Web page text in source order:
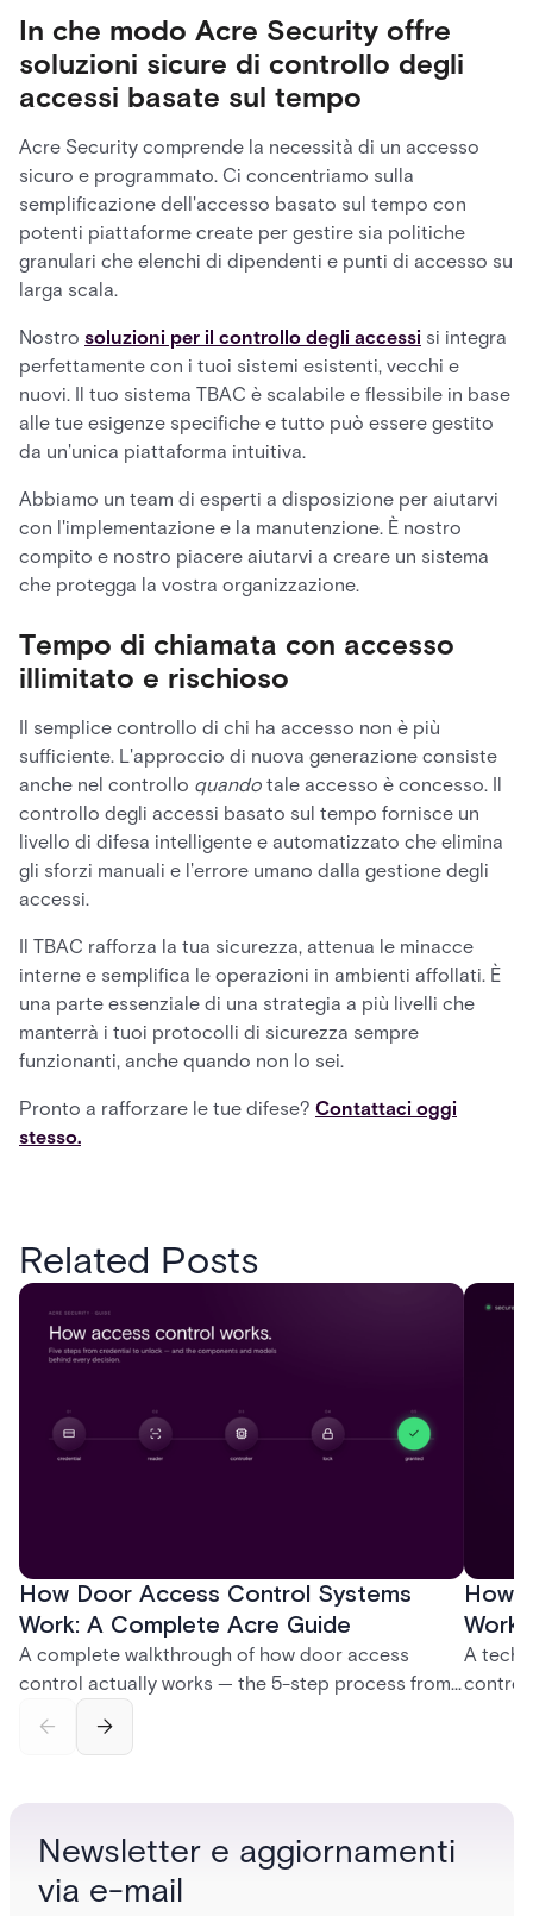
In che modo Acre Security offre
soluzioni sicure di controllo degli
accessi basate sul tempo
Acre Security comprende la necessità di un accesso
sicuro e programmato. Ci concentriamo sulla
semplificazione dell'accesso basato sul tempo con
potenti piattaforme create per gestire sia politiche
granulari che elenchi di dipendenti e punti di accesso su
larga scala.
Nostro soluzioni per il controllo degli accessi si integra
perfettamente con i tuoi sistemi esistenti, vecchi e
nuovi. Il tuo sistema TBAC è scalabile e flessibile in base
alle tue esigenze specifiche e tutto può essere gestito
da un'unica piattaforma intuitiva.
Abbiamo un team di esperti a disposizione per aiutarvi
con l'implementazione e la manutenzione. È nostro
compito e nostro piacere aiutarvi a creare un sistema
che protegga la vostra organizzazione.
Tempo di chiamata con accesso
illimitato e rischioso
Il semplice controllo di chi ha accesso non è più
sufficiente. L'approccio di nuova generazione consiste
anche nel controllo quando tale accesso è concesso. Il
controllo degli accessi basato sul tempo fornisce un
livello di difesa intelligente e automatizzato che elimina
gli sforzi manuali e l'errore umano dalla gestione degli
accessi.
Il TBAC rafforza la tua sicurezza, attenua le minacce
interne e semplifica le operazioni in ambienti affollati. È
una parte essenziale di una strategia a più livelli che
manterrà i tuoi protocolli di sicurezza sempre
funzionanti, anche quando non lo sei.
Pronto a rafforzare le tue difese? Contattaci oggi
stesso.
Related Posts
How Door Access Control Systems
Work: A Complete Acre Guide
A complete walkthrough of how door access
control actually works — the 5-step process from
and software components, and the access control
How
A
control
Newsletter e aggiornamenti
via e-mail